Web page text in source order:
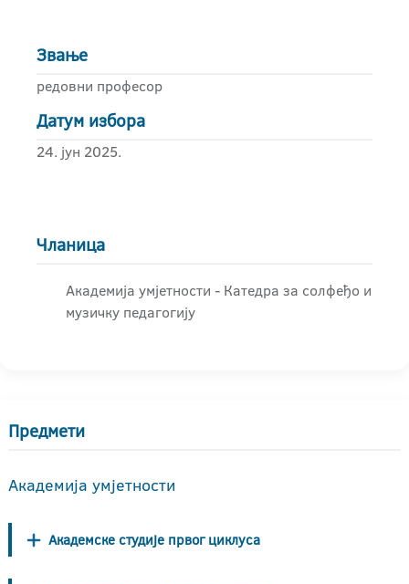
Звање
редовни професор
Датум избора
24. јун 2025.
Чланица
Академија умјетности - Катедра за солфеђо и
музичку педагогију
Предмети
Академија умјетности
Академске студије првог циклуса